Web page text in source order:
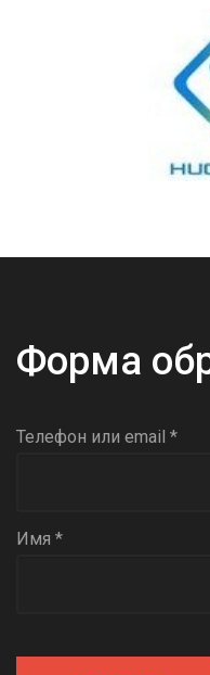
Форма
Телефон или email *
Имя *